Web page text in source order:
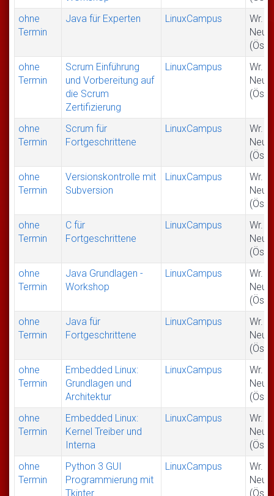
ohne
Termin
Java für Experten LinuxCampus
Wr.
ohne
Termin
Scrum Einführung
und Vorbereitung auf
die Scrum
Zertifizierung
LinuxCampus
Wr.
ohne
Termin
Scrum für
Fortgeschrittene
LinuxCampus
Wr.
ohne
Termin
Versionskontrolle mit
Subversion
LinuxCampus
Wr.
ohne
Termin
C für
Fortgeschrittene
LinuxCampus
Wr.
ohne
Termin
Java Grundlagen -
Workshop
LinuxCampus
Wr.
ohne
Termin
Java für
Fortgeschrittene
LinuxCampus
Wr.
ohne
Termin
Embedded Linux:
Grundlagen und
Architektur
LinuxCampus
Wr.
ohne
Termin
Embedded Linux:
Kernel Treiber und
Interna
LinuxCampus
Wr.
ohne
Termin
Python 3 GUI
Programmierung mit
Tkinter
LinuxCampus
Wr.